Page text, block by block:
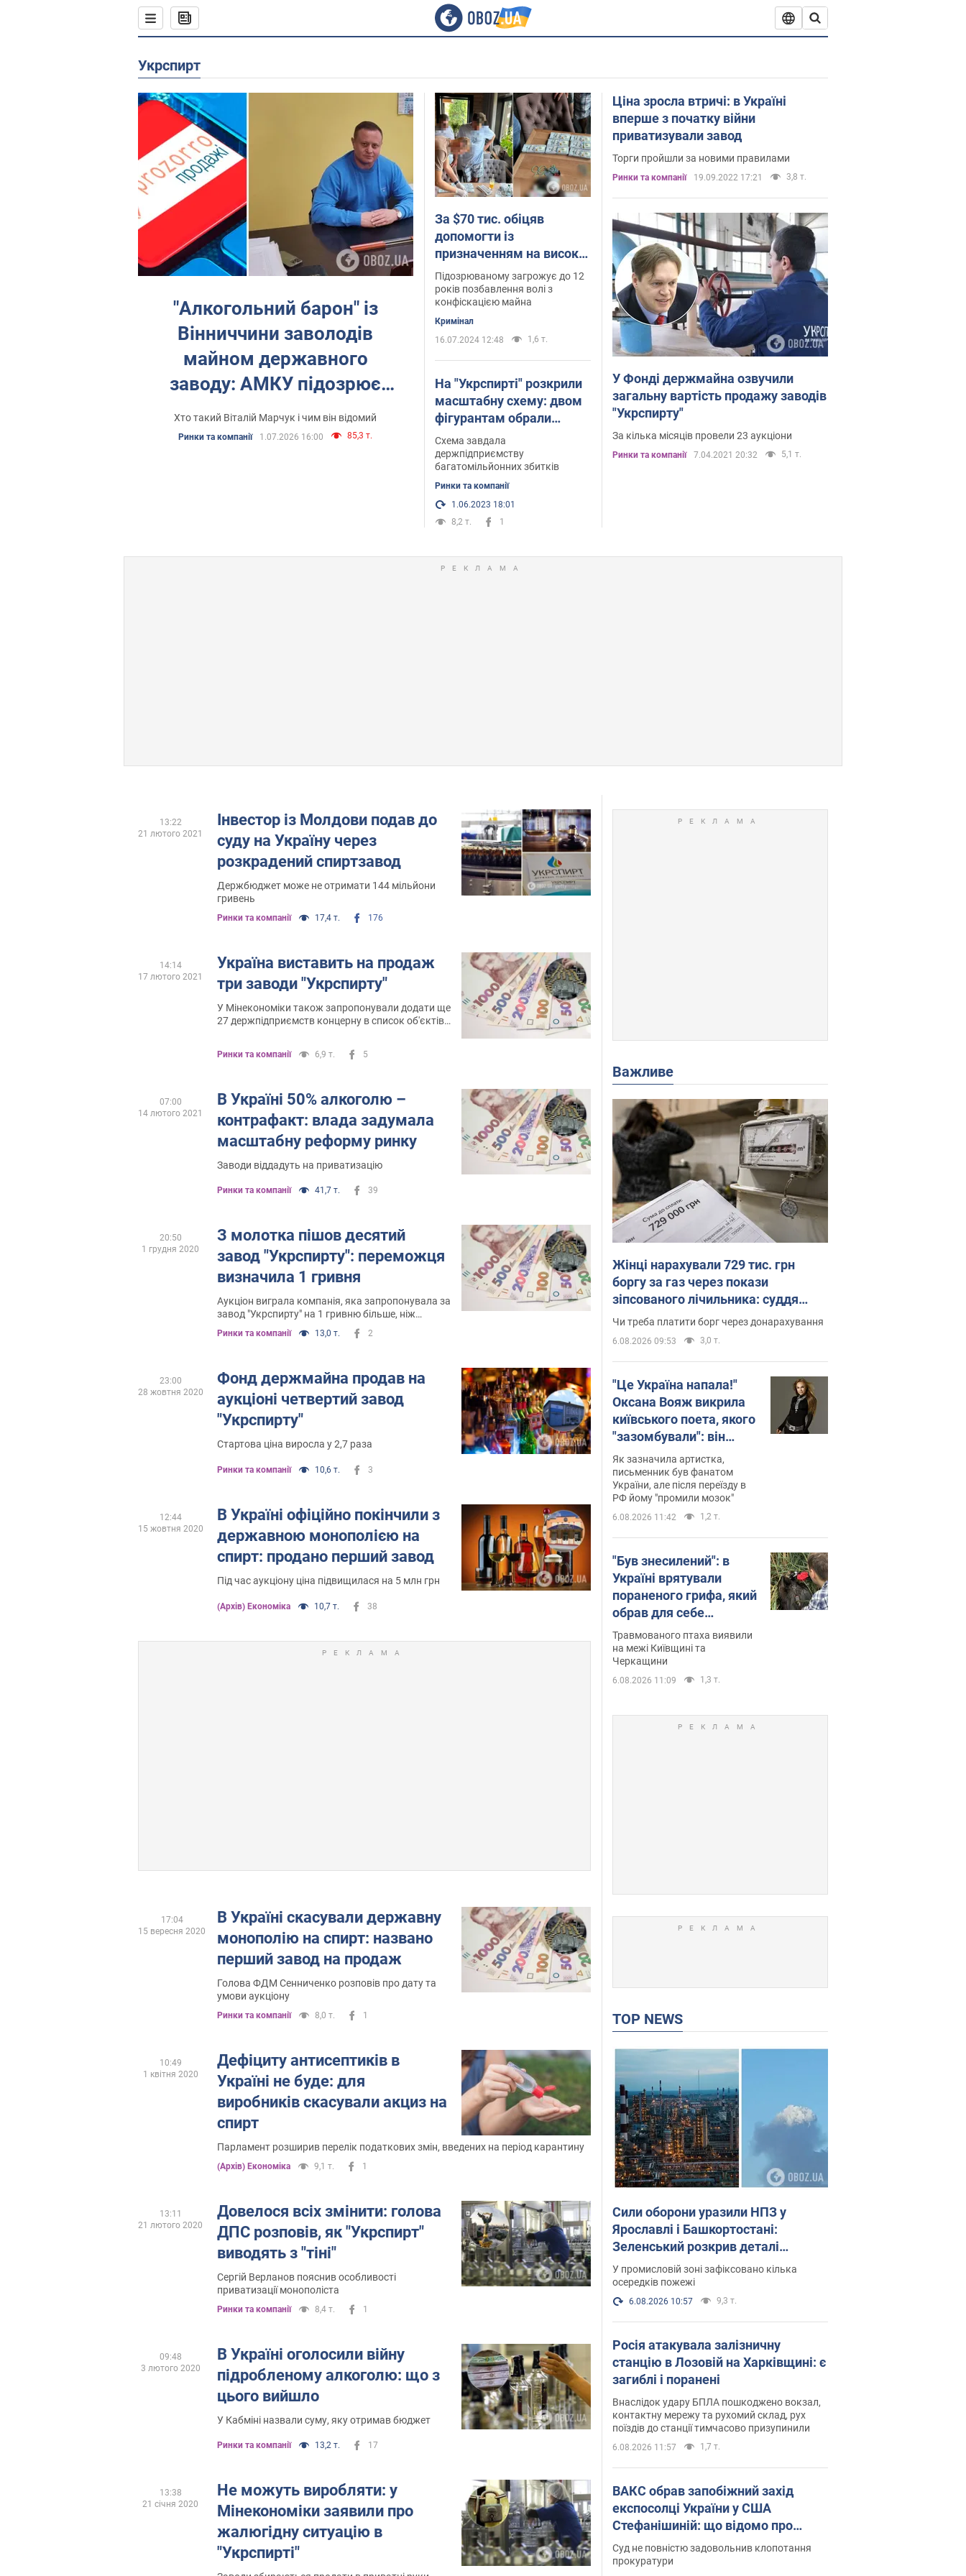
Укрспирт
"Алкогольний барон" із
Вінниччини заволодів
майном державного
заводу: АМКУ підозрює
змову
Хто такий Віталій Марчук і чим він відомий
Ринки та компанії 1.07.2026 16:00 85,3 т.
За $70 тис. обіцяв
допомогти із
призначенням на високу
посаду в "Укрспирт": на
Київщині затримали
шахрая. Фото
Підозрюваному загрожує до 12
років позбавлення волі з
конфіскацією майна
Кримінал
16.07.2024 12:48
1,6 т.
На "Укрспирті" розкрили
масштабну схему: двом
фігурантам обрали
запобіжний захід
Схема завдала
держпідприємству
багатомільйонних збитків
Ринки та компанії
1.06.2023 18:01
8,2 т.
1
Ціна зросла втричі: в Україні
вперше з початку війни
приватизували завод
Торги пройшли за новими правилами
Ринки та компанії 19.09.2022 17:21 3,8 т.
У Фонді держмайна озвучили
загальну вартість продажу заводів
"Укрспирту"
За кілька місяців провели 23 аукціони
Ринки та компанії 7.04.2021 20:32 5,1 т.
Інвестор із Молдови подав до
суду на Україну через
розкрадений спиртзавод
Держбюджет може не отримати 144 мільйони
гривень
Ринки та компанії 17,4 т. 176
13:22
21 лютого 2021
Україна виставить на продаж
три заводи "Укрспирту"
У Мінекономіки також запропонували додати ще
27 держпідприємств концерну в список об'єктів
Ринки та компанії 6,9 т. 5
14:14
17 лютого 2021
В Україні 50% алкоголю –
контрафакт: влада задумала
масштабну реформу ринку
Заводи віддадуть на приватизацію
Ринки та компанії 41,7 т. 39
07:00
14 лютого 2021
З молотка пішов десятий
завод "Укрспирту": переможця
визначила 1 гривня
Аукціон виграла компанія, яка запропонувала за
завод "Укрспирту" на 1 гривню більше, ніж
конкурент
Ринки та компанії 13,0 т. 2
20:50
1 грудня 2020
Фонд держмайна продав на
аукціоні четвертий завод
"Укрспирту"
Стартова ціна виросла у 2,7 раза
Ринки та компанії 10,6 т. 3
23:00
28 жовтня 2020
В Україні офіційно покінчили з
державною монополією на
спирт: продано перший завод
Під час аукціону ціна підвищилася на 5 млн грн
(Архів) Економіка 10,7 т. 38
12:44
15 жовтня 2020
В Україні скасували державну
монополію на спирт: названо
перший завод на продаж
Голова ФДМ Сенниченко розповів про дату та
умови аукціону
Ринки та компанії 8,0 т. 1
17:04
15 вересня 2020
Дефіциту антисептиків в
Україні не буде: для
виробників скасували акциз на
спирт
Парламент розширив перелік податкових змін, введених на період карантину
(Архів) Економіка 9,1 т. 1
10:49
1 квітня 2020
Довелося всіх змінити: голова
ДПС розповів, як "Укрспирт"
виводять з "тіні"
Сергій Верланов пояснив особливості
приватизації монополіста
Ринки та компанії 8,4 т. 1
13:11
21 лютого 2020
В Україні оголосили війну
підробленому алкоголю: що з
цього вийшло
У Кабміні назвали суму, яку отримав бюджет
Ринки та компанії 13,2 т. 17
09:48
3 лютого 2020
Не можуть виробляти: у
Мінекономіки заявили про
жалюгідну ситуацію в
"Укрспирті"
13:38
21 січня 2020
Важливе
Жінці нарахували 729 тис. грн
боргу за газ через покази
зіпсованого лічильника: суддя
ухвалив неочікуване рішення
Чи треба платити борг через донарахування
6.08.2026 09:53 3,0 т.
"Це Україна напала!"
Оксана Вояж викрила
київського поета, якого
"зазомбували": він
навіть російської не
знав, а тепер хоче
геноциду українців
Як зазначила артистка,
письменник був фанатом
України, але після переїзду в
РФ йому "промили мозок"
6.08.2026 11:42 1,2 т.
"Був знесилений": в
Україні врятували
пораненого грифа, який
обрав для себе
нетиповий маршрут.
Фото
Травмованого птаха виявили
на межі Київщині та
Черкащини
6.08.2026 11:09 1,3 т.
TOP NEWS
Сили оборони уразили НПЗ у
Ярославлі і Башкортостані:
Зеленський розкрив деталі
операції. Фото і відео
У промисловій зоні зафіксовано кілька
осередків пожежі
6.08.2026 10:57 9,3 т.
Росія атакувала залізничну
станцію в Лозовій на Харківщині: є
загиблі і поранені
Внаслідок удару БПЛА пошкоджено вокзал,
контактну мережу та рухомий склад, рух
поїздів до станції тимчасово призупинили
6.08.2026 11:57 1,7 т.
ВАКС обрав запобіжний захід
експосолці України у США
Стефанішиній: що відомо про
справу
Суд не повністю задовольнив клопотання
прокуратури